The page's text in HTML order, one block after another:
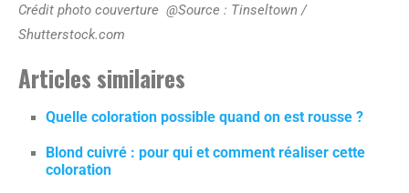
Crédit photo couverture @Source : Tinseltown /
Shutterstock.com
Articles similaires
Quelle coloration possible quand on est rousse ?
Blond cuivré : pour qui et comment réaliser cette
coloration